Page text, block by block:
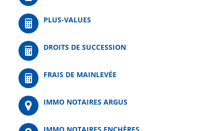
PLUS-VALUES
DROITS DE SUCCESSION
FRAIS DE MAINLEVÉE
IMMO NOTAIRES ARGUS
IMMO NOTAIRES ENCHÈRES